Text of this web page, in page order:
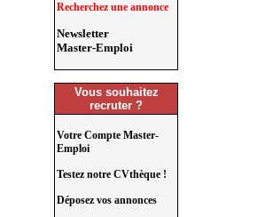
Recherchez une annonce
Newsletter
Master-Emploi
Vous souhaitez
recruter ?
Votre Compte Master-
Emploi
Testez notre CVthèque !
Déposez vos annonces